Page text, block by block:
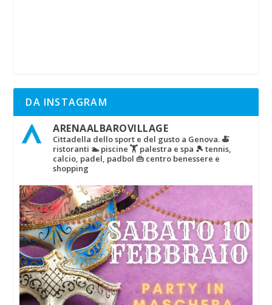
DA INSTAGRAM
ARENAALBAROVILLAGE
Cittadella dello sport e del gusto a Genova.🍝
ristoranti 🏊 piscine 🏋‍ palestra e spa 🎾 tennis,
calcio, padel, padbol 👜 centro benessere e
shopping